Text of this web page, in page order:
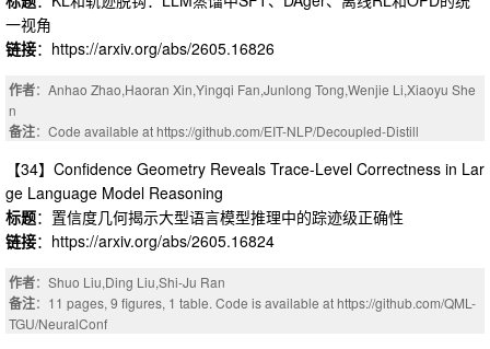
一视角
链接：https://arxiv.org/abs/2605.16826
作者：Anhao Zhao,Haoran Xin,Yingqi Fan,Junlong Tong,Wenjie Li,Xiaoyu She
n
备注：Code available at https://github.com/EIT-NLP/Decoupled-Distill
【34】Confidence Geometry Reveals Trace-Level Correctness in Lar
ge Language Model Reasoning
标题：置信度几何揭示大型语言模型推理中的踪迹级正确性
链接：https://arxiv.org/abs/2605.16824
作者：Shuo Liu,Ding Liu,Shi-Ju Ran
备注：11 pages, 9 figures, 1 table. Code is available at https://github.com/QML-
TGU/NeuralConf